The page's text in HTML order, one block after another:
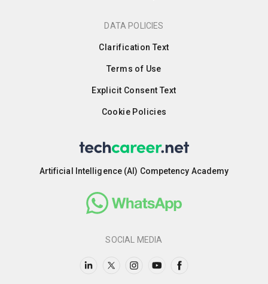
DATA POLICIES
Clarification Text
Terms of Use
Explicit Consent Text
Cookie Policies
Artificial Intelligence (AI) Competency Academy
SOCIAL MEDIA